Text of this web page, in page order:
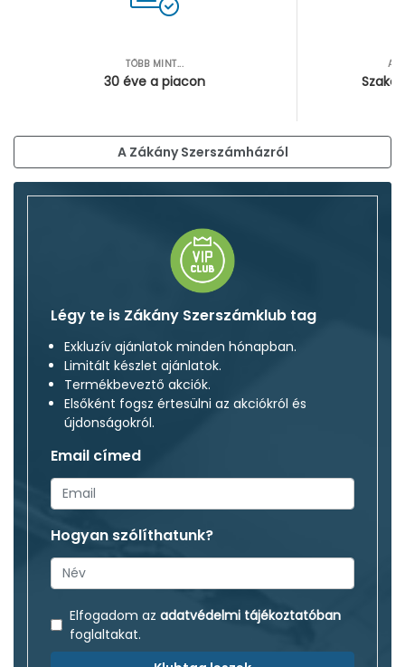
TÖBB MINT...
30 éve a piacon
A Zákány Szerszámházról
Légy te is Zákány Szerszámklub tag
Exkluzív ajánlatok minden hónapban.
Limitált készlet ajánlatok.
Termékbeveztő akciók.
Elsőként fogsz értesülni az akciókról és
újdonságokról.
Email címed
Hogyan szólíthatunk?
Elfogadom az adatvédelmi tájékoztatóban
foglaltakat.